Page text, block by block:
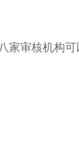
家审核机构